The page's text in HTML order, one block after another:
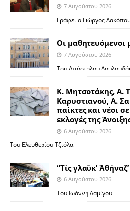
7 Αυγούστου 2026
Γράφει ο Γιώργος
Οι μαθητευόμενοι
7 Αυγούστου 2026
Του Απόστολου
Κ. Μητσοτάκης, Α.
Καρυστιανού, Α.
παίκτες και νέοι
εκλογές της
6 Αυγούστου 2026
Του Ελευθερίου Τζιόλα
“Τίς γλαῦκ’
6 Αυγούστου 2026
Του Ιωάννη Δαμίγου